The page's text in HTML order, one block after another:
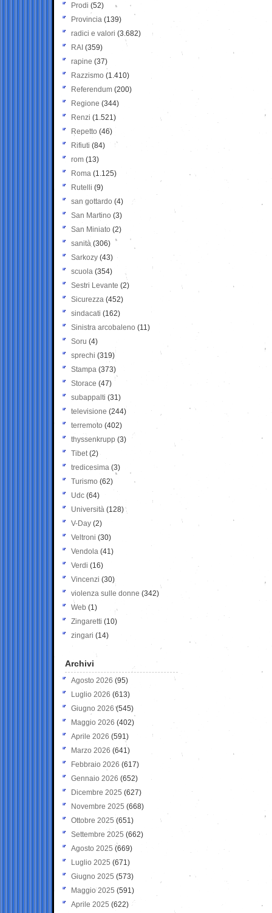
Prodi (52)
Provincia (139)
radici e valori (3.682)
RAI (359)
rapine (37)
Razzismo (1.410)
Referendum (200)
Regione (344)
Renzi (1.521)
Repetto (46)
Rifiuti (84)
rom (13)
Roma (1.125)
Rutelli (9)
san gottardo (4)
San Martino (3)
San Miniato (2)
sanità (306)
Sarkozy (43)
scuola (354)
Sestri Levante (2)
Sicurezza (452)
sindacati (162)
Sinistra arcobaleno (11)
Soru (4)
sprechi (319)
Stampa (373)
Storace (47)
subappalti (31)
televisione(244)
terremoto (402)
thyssenkrupp (3)
Tibet(2)
tredicesima (3)
Turismo (62)
Udc (64)
Università (128)
V-Day (2)
Veltroni (30)
Vendola (41)
Verdi (16)
Vincenzi (30)
violenza sulle donne (342)
Web (1)
Zingaretti (10)
zingari (14)
Archivi
Agosto 2026 (95)
Luglio 2026 (613)
Giugno 2026 (545)
Maggio 2026 (402)
Aprile 2026 (591)
Marzo 2026 (641)
Febbraio 2026 (617)
Gennaio 2026 (652)
Dicembre 2025 (627)
Novembre 2025 (668)
Ottobre 2025 (651)
Settembre 2025 (662)
Agosto 2025 (669)
Luglio 2025 (671)
Giugno 2025 (573)
Maggio 2025 (591)
Aprile 2025 (622)